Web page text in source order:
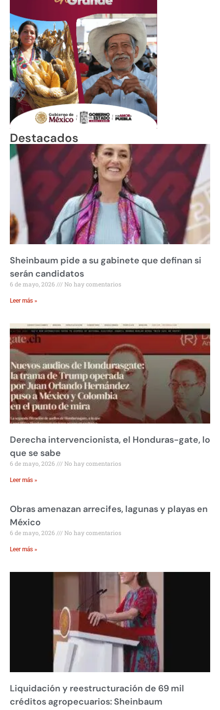
Destacados
Sheinbaum pide a su gabinete que definan si
serán candidatos
6 de mayo, 2026 No hay comentarios
Leer más »
Derecha intervencionista, el Honduras-gate, lo
que se sabe
6 de mayo, 2026 No hay comentarios
Leer más »
Obras amenazan arrecifes, lagunas y playas en
México
6 de mayo, 2026 No hay comentarios
Leer más »
Liquidación y reestructuración de 69 mil
créditos agropecuarios: Sheinbaum